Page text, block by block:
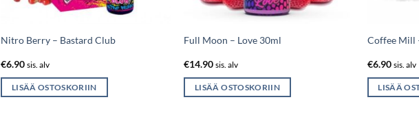
Nitro Berry – Bastard Club
€6.90 sis. alv
LISÄÄ OSTOSKORIIN
Full Moon – Love 30ml
€14.90 sis. alv
LISÄÄ OSTOSKORIIN
Coffee Mill
€6.90 sis. alv
LISÄÄ